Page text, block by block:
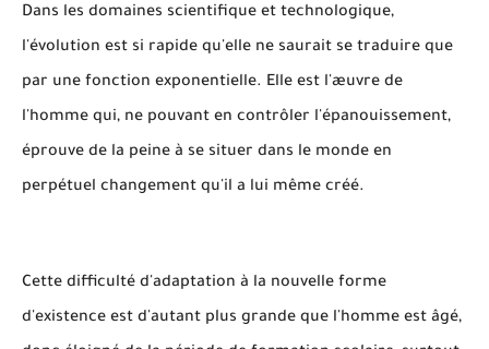
Dans les domaines scientifique et technologique,
l'évolution est si rapide qu'elle ne saurait se traduire que
par une fonction exponentielle. Elle est l'æuvre de
l'homme qui, ne pouvant en contrôler l'épanouissement,
éprouve de la peine à se situer dans le monde en
perpétuel changement qu'il a lui même créé.
Cette difficulté d'adaptation à la nouvelle forme
d'existence est d'autant plus grande que l'homme est âgé,